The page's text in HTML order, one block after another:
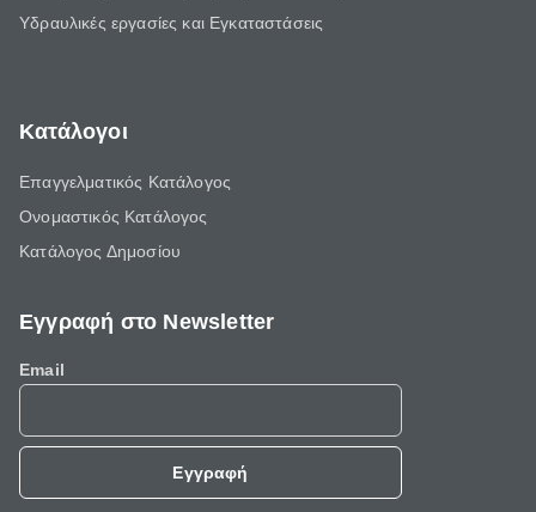
Υδραυλικές εργασίες και Εγκαταστάσεις
Κατάλογοι
Επαγγελματικός Κατάλογος
Ονομαστικός Κατάλογος
Κατάλογος Δημοσίου
Εγγραφή στο Newsletter
Email
Εγγραφή